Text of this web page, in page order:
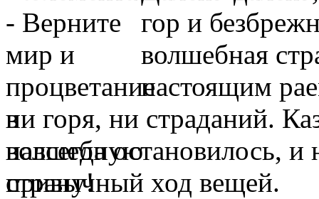
гор и
волшебная
настоящим
ни горя, ни страданий.
навсегда остановилось,
привычный ход вещей.